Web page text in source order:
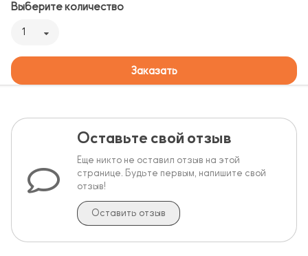
Выберите количество
1
Заказать
Оставьте свой отзыв
Еще никто не оставил отзыв на этой
странице. Будьте первым, напишите свой
отзыв!
Оставить отзыв